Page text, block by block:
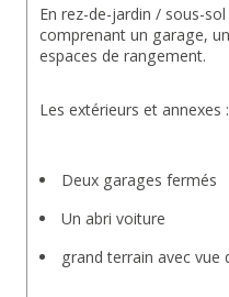
En rez-de-jardin / sous-
comprenant un garage,
espaces de rangement.
Les extérieurs et annexes :
Deux garages fermés
Un abri voiture
grand terrain avec vue